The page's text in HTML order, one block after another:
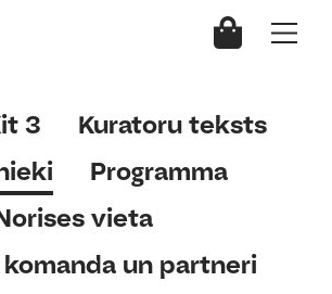
3
Kuratoru teksts
Programma
vieta
un partneri